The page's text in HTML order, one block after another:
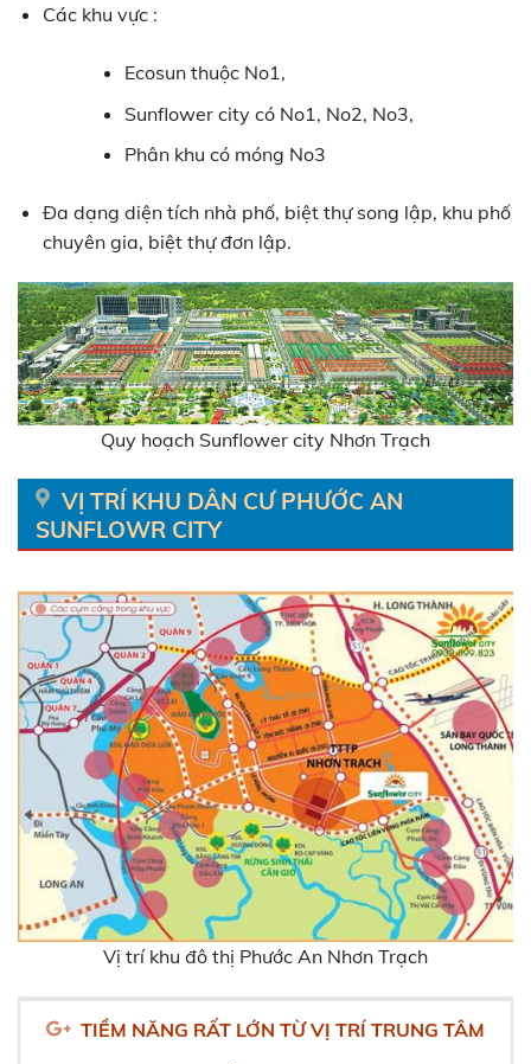
Các khu vực :
Ecosun thuộc No1,
Sunflower city có No1, No2, No3,
Phân khu có móng No3
Đa dạng diện tích nhà phố, biệt thự song lập, khu phố
chuyên gia, biệt thự đơn lập.
Quy hoạch Sunflower city Nhơn Trạch
VỊ TRÍ KHU DÂN CƯ PHƯỚC AN
SUNFLOWR CITY
Vị trí khu đô thị Phước An Nhơn Trạch
TIỀM NĂNG RẤT LỚN TỪ VỊ TRÍ TRUNG TÂM